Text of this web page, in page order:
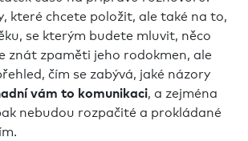
které chcete položit, ale také na to,
se kterým budete mluvit, něco
znát zpaměti jeho rodokmen, ale
čím se zabývá, jaké názory
vám to komunikaci, a zejména
nebudou rozpačité a prokládané